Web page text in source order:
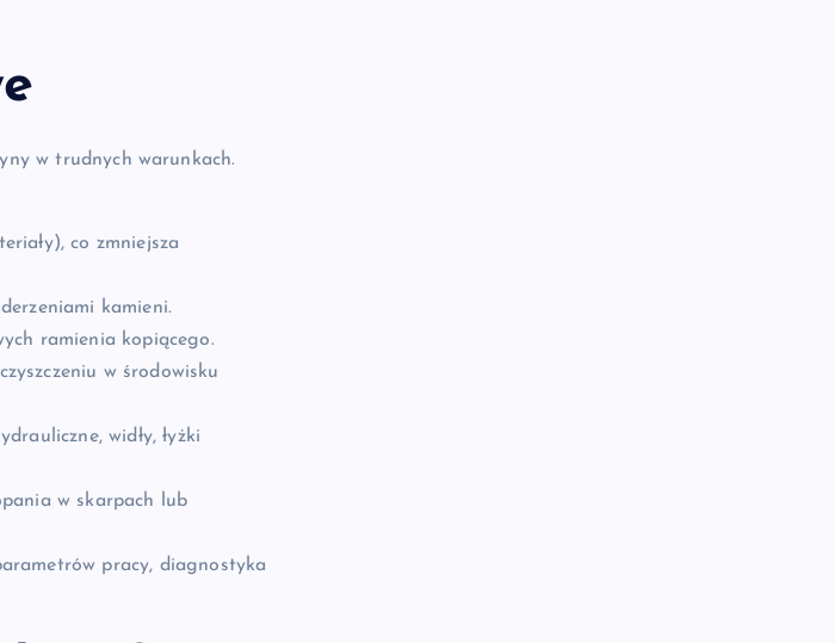
w trudnych warunkach.
co zmniejsza
kamieni.
ramienia kopiącego.
w środowisku
widły, łyżki
w skarpach lub
pracy, diagnostyka